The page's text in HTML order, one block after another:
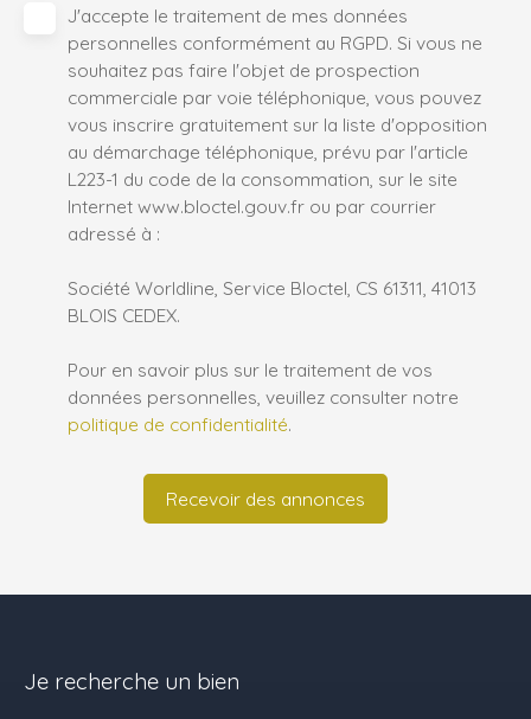
J'accepte le traitement de mes données
personnelles conformément au RGPD. Si vous ne
souhaitez pas faire l'objet de prospection
commerciale par voie téléphonique, vous pouvez
vous inscrire gratuitement sur la liste d'opposition
au démarchage téléphonique, prévu par l'article
L223-1 du code de la consommation, sur le site
Internet www.bloctel.gouv.fr ou par courrier
adressé à :
Société Worldline, Service Bloctel, CS 61311, 41013
BLOIS CEDEX.
Pour en savoir plus sur le traitement de vos
données personnelles, veuillez consulter notre
politique de confidentialité.
Recevoir des annonces
Je recherche un bien